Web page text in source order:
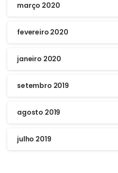
março 2020
fevereiro 2020
janeiro 2020
setembro 2019
agosto 2019
julho 2019